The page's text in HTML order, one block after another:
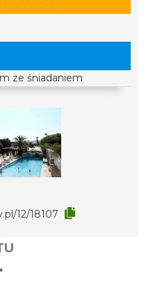
ze śniadaniem
12/18107